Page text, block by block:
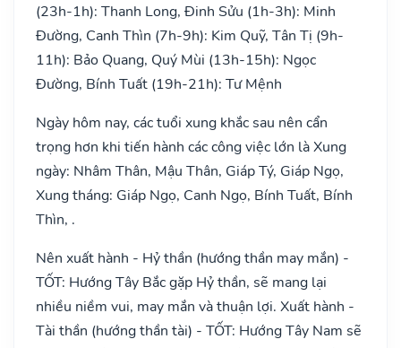
(23h-1h): Thanh Long, Đinh Sửu (1h-3h): Minh
Đường, Canh Thìn (7h-9h): Kim Quỹ, Tân Tị (9h-
11h): Bảo Quang, Quý Mùi (13h-15h): Ngọc
Đường, Bính Tuất (19h-21h): Tư Mệnh
Ngày hôm nay, các tuổi xung khắc sau nên cẩn
trọng hơn khi tiến hành các công việc lớn là Xung
ngày: Nhâm Thân, Mậu Thân, Giáp Tý, Giáp Ngọ,
Xung tháng: Giáp Ngọ, Canh Ngọ, Bính Tuất, Bính
Thìn, .
Nên xuất hành - Hỷ thần (hướng thần may mắn) -
TỐT: Hướng Tây Bắc gặp Hỷ thần, sẽ mang lại
nhiều niềm vui, may mắn và thuận lợi. Xuất hành -
Tài thần (hướng thần tài) - TỐT: Hướng Tây Nam sẽ